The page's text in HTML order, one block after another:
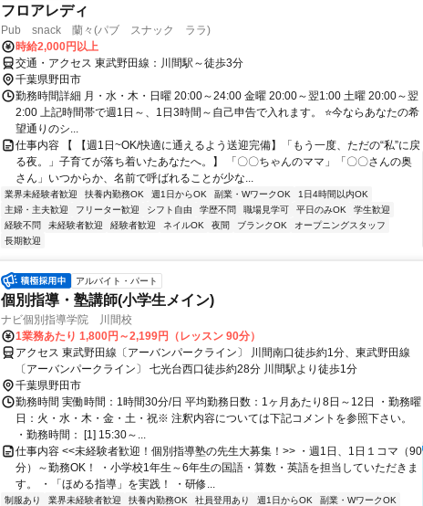
フロアレディ
Pub snack 蘭々(パブ スナック ララ)
時給2,000円以上
交通・アクセス 東武野田線：川間駅～徒歩3分
千葉県野田市
勤務時間詳細 月・水・木・日曜 20:00～24:00 金曜 20:00～翌1:00 土曜 20:00～翌
2:00 上記時間帯で週1日～、1日3時間～自己申告で入れます。 ⭐今ならあなたの希
望通りのシ...
仕事内容 【 【週1日~OK/快適に通えるよう送迎完備】「もう一度、ただの“私”に戻
る夜。」子育てが落ち着いたあなたへ。】 「〇〇ちゃんのママ」「〇〇さんの奥
さん」いつからか、名前で呼ばれることが少な...
業界未経験者歓迎 扶養内勤務OK 週1日からOK 副業・WワークOK
1日4時間以内OK
主婦・主夫歓迎
フリーター歓迎 シフト自由 学歴不問 職場見学可 平日のみOK
学生歓迎
経験不問
未経験者歓迎 経験者歓迎 ネイルOK 夜間 ブランクOK
オープニングスタッフ
長期歓迎
アルバイト・パート
個別指導・塾講師(小学生メイン)
ナビ個別指導学院 川間校
1業務あたり 1,800円～2,199円（レッスン 90分）
アクセス 東武野田線〔アーバンパークライン〕 川間南口徒歩約1分、東武野田線
〔アーバンパークライン〕 七光台西口徒歩約28分 川間駅より徒歩1分
千葉県野田市
勤務時間 実働時間：1時間30分/日 平均勤務日数：1ヶ月あたり8日～12日 ・勤務曜
日：火・水・木・金・土・祝※ 注釈内容については下記コメントを参照下さい。
・勤務時間： [1] 15:30～...
仕事内容 <<未経験者歓迎！個別指導塾の先生大募集！>> ・週1日、1日１コマ（90
分）～勤務OK！ ・小学校1年生～6年生の国語・算数・英語を担当していただきま
す。 ・「ほめる指導」を実践！ ・研修...
制服あり 業界未経験者歓迎 扶養内勤務OK 社員登用あり 週1日からOK
副業・WワークOK